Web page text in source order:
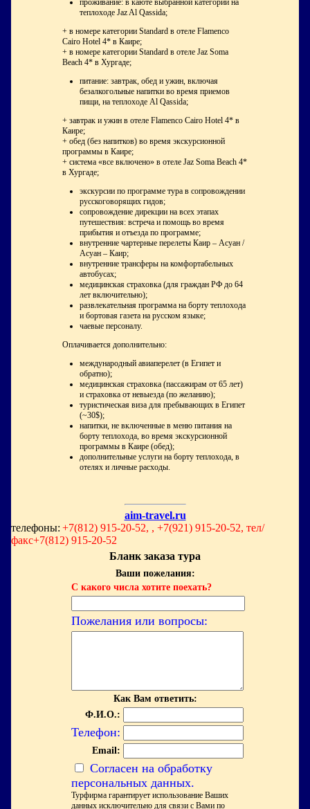
проживание: в каюте выбранной категории на
теплоходе Jaz Al Qassida;
+ в номере категории Standard в отеле Flamenco
Cairo Hotel 4* в Каире;
+ в номере категории Standard в отеле Jaz Soma
Beach 4* в Хургаде;
питание: завтрак, обед и ужин, включая
безалкогольные напитки во время приемов
пищи, на теплоходе Al Qassida;
+ завтрак и ужин в отеле Flamenco Cairo Hotel 4* в
Каире;
+ обед (без напитков) во время экскурсионной
программы в Каире;
+ система «все включено» в отеле Jaz Soma Beach 4*
в Хургаде;
экскурсии по программе тура в сопровождении
русскоговорящих гидов;
сопровождение дирекции на всех этапах
путешествия: встреча и помощь во время
прибытия и отъезда по программе;
внутренние чартерные перелеты Каир – Асуан /
Асуан – Каир;
внутренние трансферы на комфортабельных
автобусах;
медицинская страховка (для граждан РФ до 64
лет включительно);
развлекательная программа на борту теплохода
и бортовая газета на русском языке;
чаевые персоналу.
Оплачивается дополнительно:
международный авиаперелет (в Египет и
обратно);
медицинская страховка (пассажирам от 65 лет)
и страховка от невыезда (по желанию);
туристическая виза для пребывающих в Египет
(~30$);
напитки, не включенные в меню питания на
борту теплохода, во время экскурсионной
программы в Каире (обед);
дополнительные услуги на борту теплохода, в
отелях и личные расходы.
aim-travel.ru
телефоны: +7(812) 915-20-52, , +7(921) 915-20-52, тел/
факс+7(812) 915-20-52
Бланк заказа тура
Ваши пожелания:
С какого числа хотите поехать?
Пожелания или вопросы:
Как Вам ответить:
Ф.И.О.:
Телефон:
Email:
Согласен на обработку
персональных данных.
Турфирма гарантирует использование Ваших
данных исключительно для связи с Вами по